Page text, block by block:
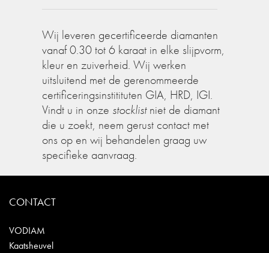
Wij leveren gecertificeerde diamanten
vanaf 0.30 tot 6 karaat in elke slijpvorm,
kleur en zuiverheid. Wij werken
uitsluitend met de gerenommeerde
certificeringsinstitituten GIA, HRD, IGI.
Vindt u in onze stocklistniet de diamant
die u zoekt, neem gerust contact met
ons op en wij behandelen graag uw
specifieke aanvraag.
CONTACT
VODIAM
Kaatsheuvel